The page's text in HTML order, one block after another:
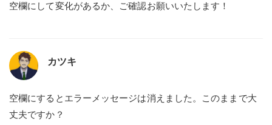
空欄にして変化があるか、ご確認お願いいたします！
カツキ
空欄にするとエラーメッセージは消えました。このままで大
丈夫ですか？